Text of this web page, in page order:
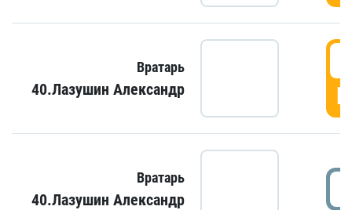
Вратарь
40.Лазушин Александр
Вратарь
40.Лазушин Александр